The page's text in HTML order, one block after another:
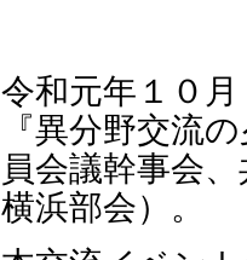
令和元年１０
『異分野交流
員会議幹事会
横浜部会） 。